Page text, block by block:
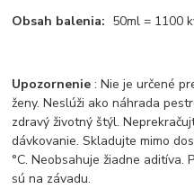
Obsah balenia: 50ml = 1100
Upozornenie: Nie je určené
ženy. Neslúži ako náhrada
zdravý životný štýl.
dávkovanie. Skladujte mimo
°C. Neobsahuje žiadne aditíva.
sú na závadu.